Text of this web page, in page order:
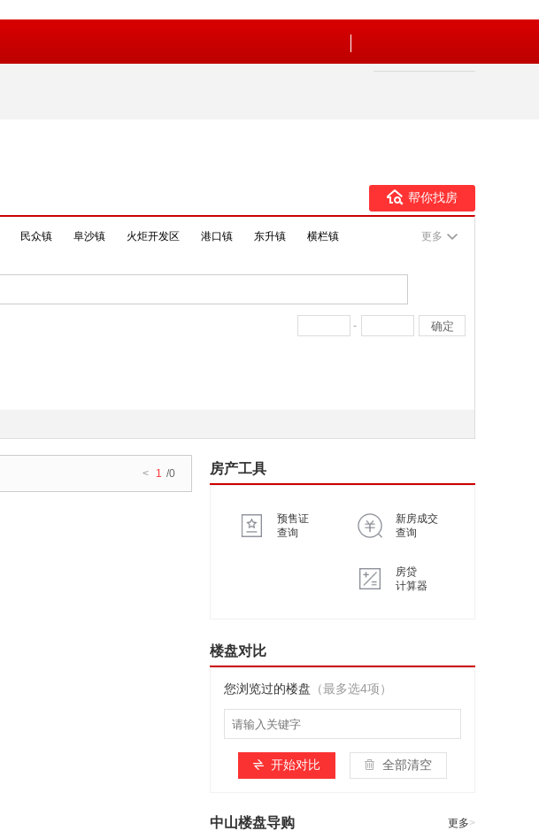
帮你找房
民众镇 阜沙镇 火炬开发区 港口镇 东升镇
横栏镇
更多
-
< 1 /0 房产工具
预售证
查询
新房成交
查询
房贷
计算器
楼盘对比
您浏览过的楼盘 （最多选4项）
开始对比 全部清空
中山楼盘导购 更多>